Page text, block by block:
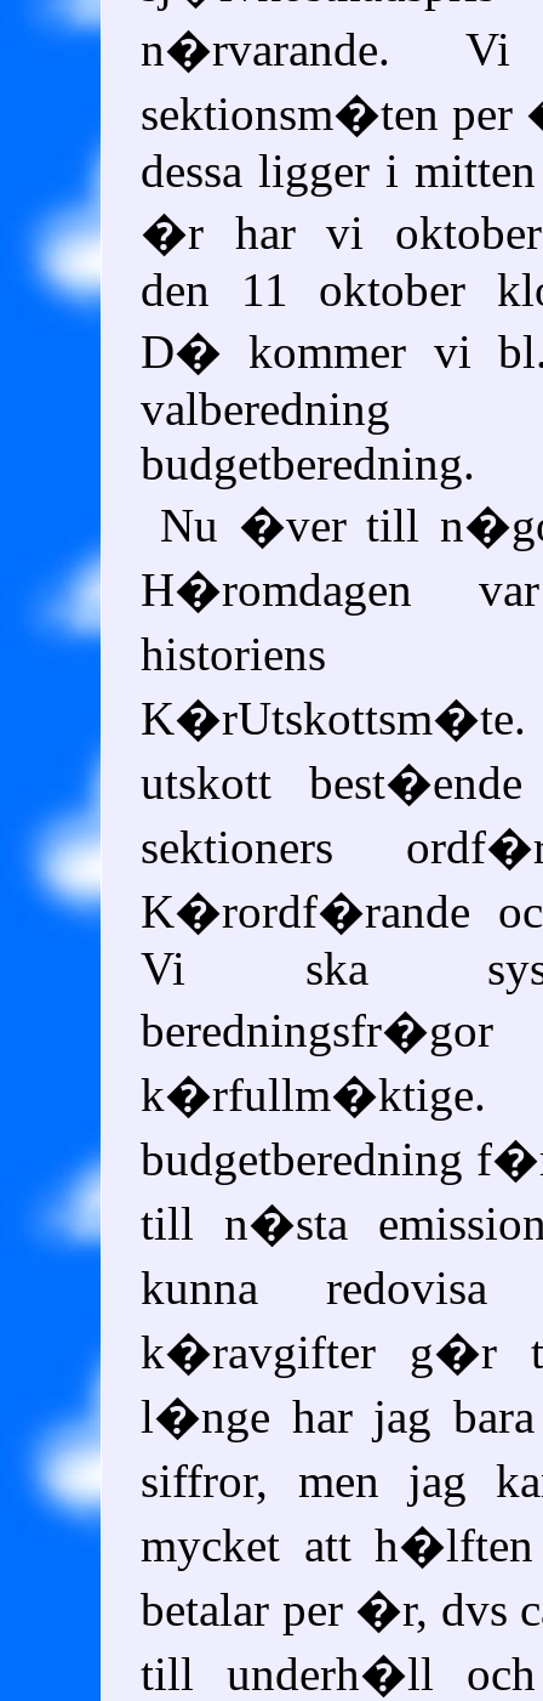
n�rvarande.
sektionsm�ten per
dessa ligger i
�r har vi
den 11 oktober
D� kommer vi
budgetberedning.
Nu �ver till
H�romdagen
utskott
sektioners
K�rordf�rande
Vi ska
budgetberedning
till n�sta
kunna
k�ravgifter
l�nge har jag
siffror, men jag
mycket att
betalar per �r, dvs
till underh�ll